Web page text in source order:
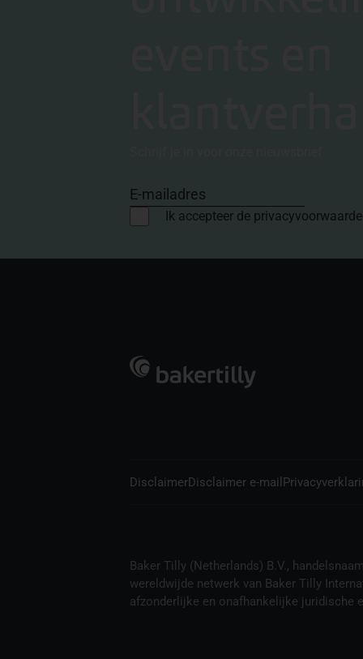
E-mailadres
Ik accepteer de
DisclaimerDisclaimer e-mail
Baker Tilly (Netherlands) B.V.,
wereldwijde netwerk van Baker Tilly
afzonderlijke en onafhankelijke juridische